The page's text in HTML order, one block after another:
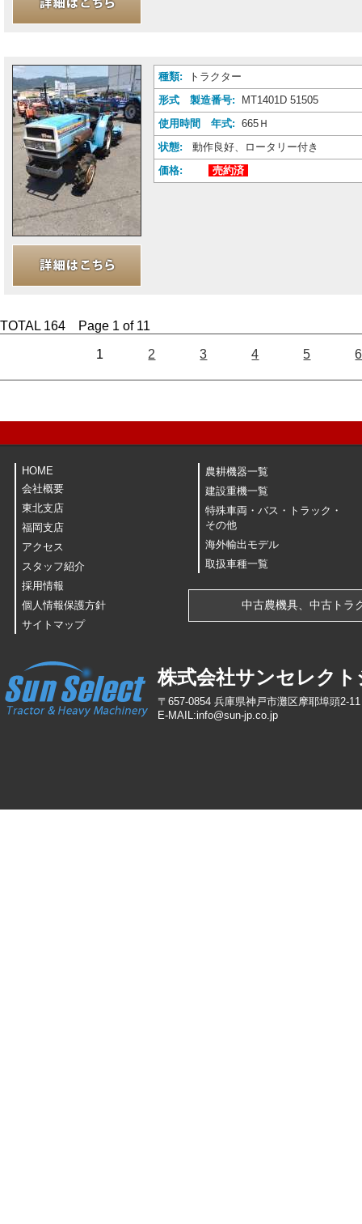
種類:
トラクター
形式 製造番号:
MT1401D 51505
使用時間 年式: 665Ｈ
状態:
動作良好、ロータリー付き
価格:
売約済
TOTAL 164 Page 1 of 11
1 2 3 4 5 6
HOME
会社概要
東北支店
福岡支店
アクセス
スタッフ紹介
採用情報
個人情報保護方針
サイトマップ
農耕機器一覧
建設重機一覧
特殊車両・バス・トラック・
その他
海外輸出モデル
取扱車種一覧
中古農機具、中古トラ
株式会社サンセレク
〒657-0854 兵庫県神戸市灘区摩耶埠頭2-
E-MAIL:info@sun-jp.co.jp